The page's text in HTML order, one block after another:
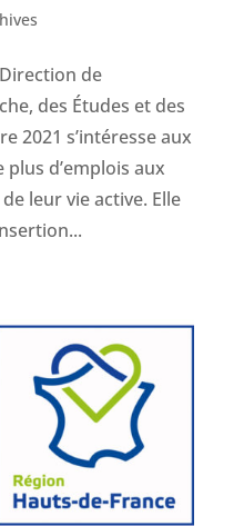
de
des Études et des
2021 s’intéresse aux
d’emplois aux
leur vie active. Elle